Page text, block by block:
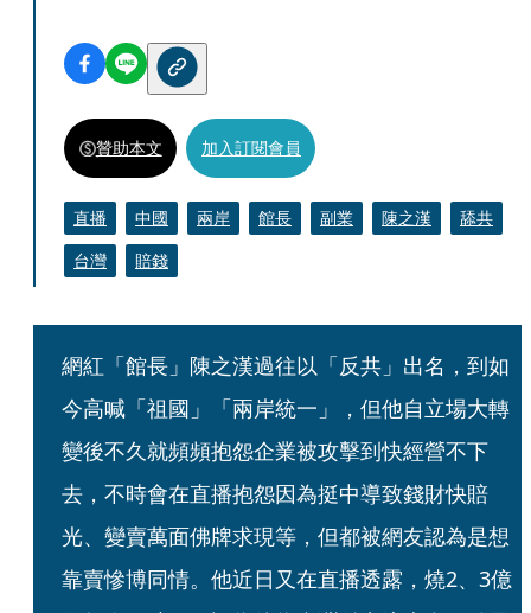
贊助本文 加入訂閱會員
直播 中國 兩岸 館長 副業 陳之漢
舔共
台灣
賠錢
網紅「館長」陳之漢過往以「反共」出名，到如
今高喊「祖國」「兩岸統一」，但他自立場大轉
變後不久就頻頻抱怨企業被攻擊到快經營不下
去，不時會在直播抱怨因為挺中導致錢財快賠
光、變賣萬面佛牌求現等，但都被網友認為是想
靠賣慘博同情。他近日又在直播透露，燒2、3億